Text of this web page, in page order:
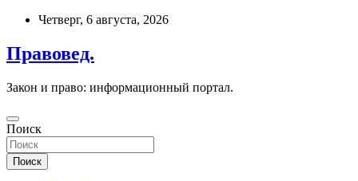
Перейти
содержимому
Четверг, 6 августа, 2026
Правовед.
Закон и право: информационный портал.
Поиск
Поиск